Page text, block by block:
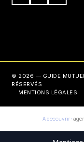
© 2026 — GUIDE
RÉSERVÉS
MENTIONS LÉGALES
A decouvrir :